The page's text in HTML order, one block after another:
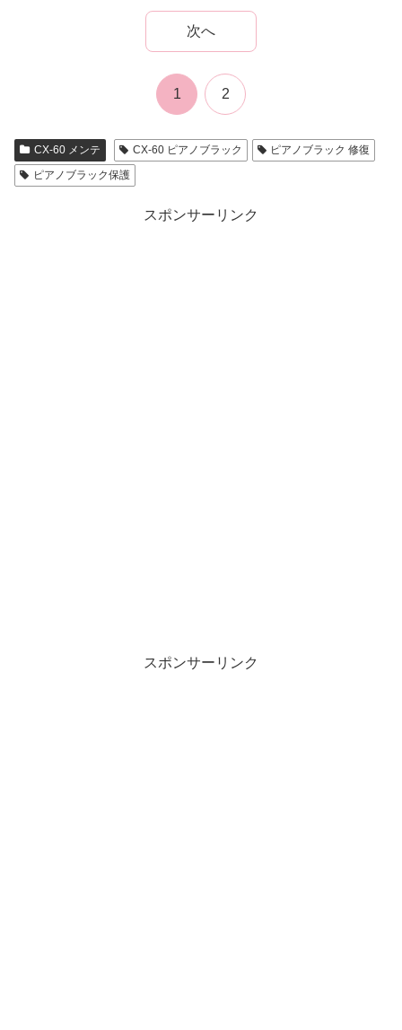
次へ
1 2
CX-60 メンテ CX-60 ピアノブラック
ピアノブラック 修復
ピアノブラック保護
スポンサーリンク
スポンサーリンク